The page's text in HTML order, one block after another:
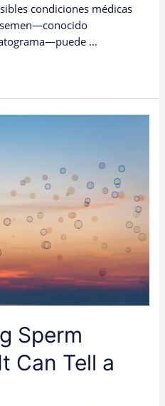
condiciones médicas
…
Sperm
Can Tell a